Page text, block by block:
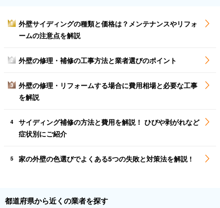
1
外壁サイディングの種類と価格は？メンテナンスやリフォ
ームの注意点を解説
2 外壁の修理・補修の工事方法と業者選びのポイント
3
外壁の修理・リフォームする場合に費用相場と必要な工事
を解説
4
サイディング補修の方法と費用を解説！ ひびや剥がれなど
症状別にご紹介
5 家の外壁の色選びでよくある5つの失敗と対策法を解説 !
都道府県から近くの業者を探す